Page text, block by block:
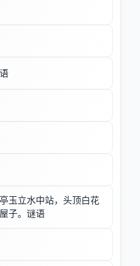
玉立水中站，头顶白花
子。谜语